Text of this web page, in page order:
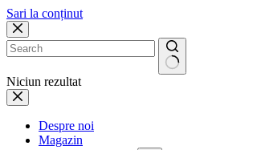
Sari la conținut
Niciun rezultat
Despre noi
Magazin